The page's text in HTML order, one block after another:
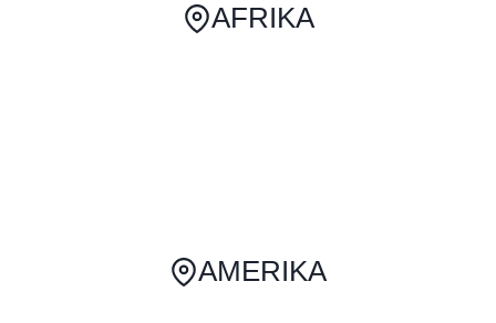
AFRIKA
AMERIKA